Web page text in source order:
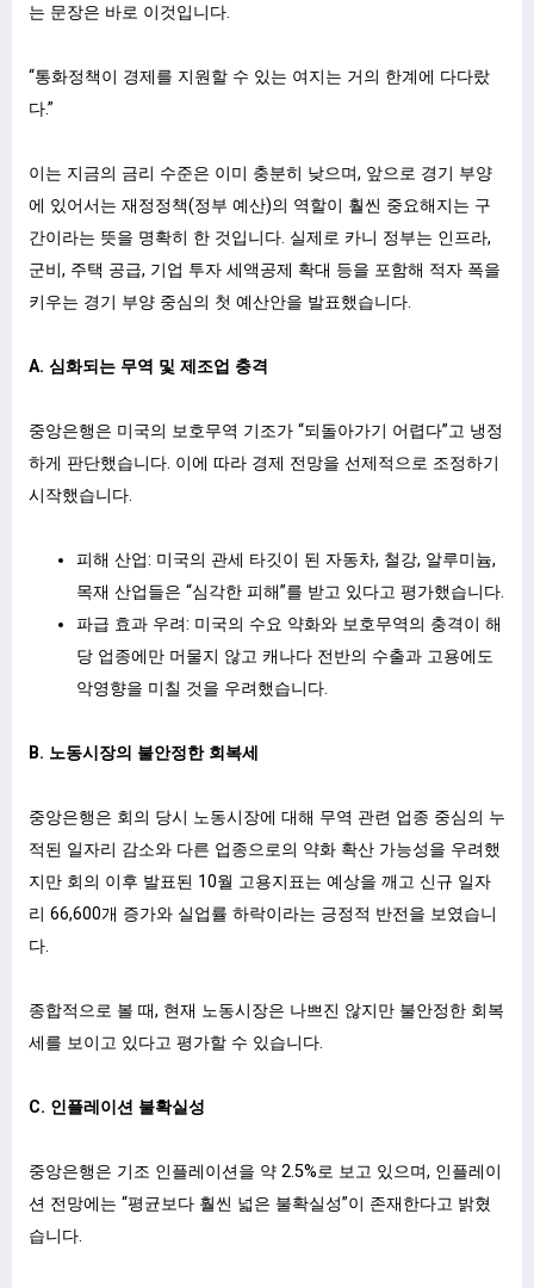
는 문장은 바로 이것입니다.
“통화정책이 경제를 지원할 수 있는 여지는 거의 한계에 다다랐
다.”
이는 지금의 금리 수준은 이미 충분히 낮으며, 앞으로 경기 부양
에 있어서는 재정정책(정부 예산)의 역할이 훨씬 중요해지는 구
간이라는 뜻을 명확히 한 것입니다. 실제로 카니 정부는 인프라,
군비, 주택 공급, 기업 투자 세액공제 확대 등을 포함해 적자 폭을
키우는 경기 부양 중심의 첫 예산안을 발표했습니다.ㅤ
A. 심화되는 무역 및 제조업 충격
중앙은행은 미국의 보호무역 기조가 “되돌아가기 어렵다”고 냉정
하게 판단했습니다. 이에 따라 경제 전망을 선제적으로 조정하기
시작했습니다.
피해 산업: 미국의 관세 타깃이 된 자동차, 철강, 알루미늄,
목재 산업들은 “심각한 피해”를 받고 있다고 평가했습니다.
파급 효과 우려: 미국의 수요 약화와 보호무역의 충격이 해
당 업종에만 머물지 않고 캐나다 전반의 수출과 고용에도
악영향을 미칠 것을 우려했습니다.
B. 노동시장의 불안정한 회복세
중앙은행은 회의 당시 노동시장에 대해 무역 관련 업종 중심의 누
적된 일자리 감소와 다른 업종으로의 약화 확산 가능성을 우려했
지만 회의 이후 발표된 10월 고용지표는 예상을 깨고 신규 일자
리 66,600개 증가와 실업률 하락이라는 긍정적 반전을 보였습니
다.
종합적으로 볼 때, 현재 노동시장은 나쁘진 않지만 불안정한 회복
세를 보이고 있다고 평가할 수 있습니다.
C. 인플레이션 불확실성
중앙은행은 기조 인플레이션을 약 2.5%로 보고 있으며, 인플레이
션 전망에는 “평균보다 훨씬 넓은 불확실성”이 존재한다고 밝혔
습니다.